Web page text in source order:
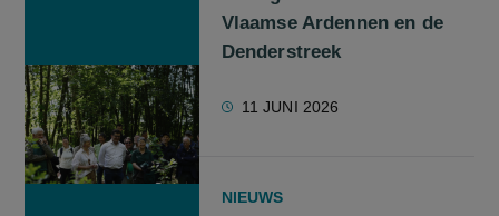
Vlaamse Ardennen en de
Denderstreek
11 JUNI 2026
NIEUWS